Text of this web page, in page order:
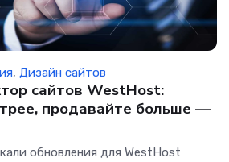
, Дизайн сайтов
сайтов WestHost:
продавайте больше —
обновления для WestHost